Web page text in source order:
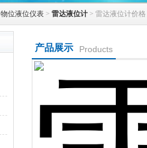
物位液位仪表 > 雷达液位计 > 雷达液位计价格
产品展示 Products